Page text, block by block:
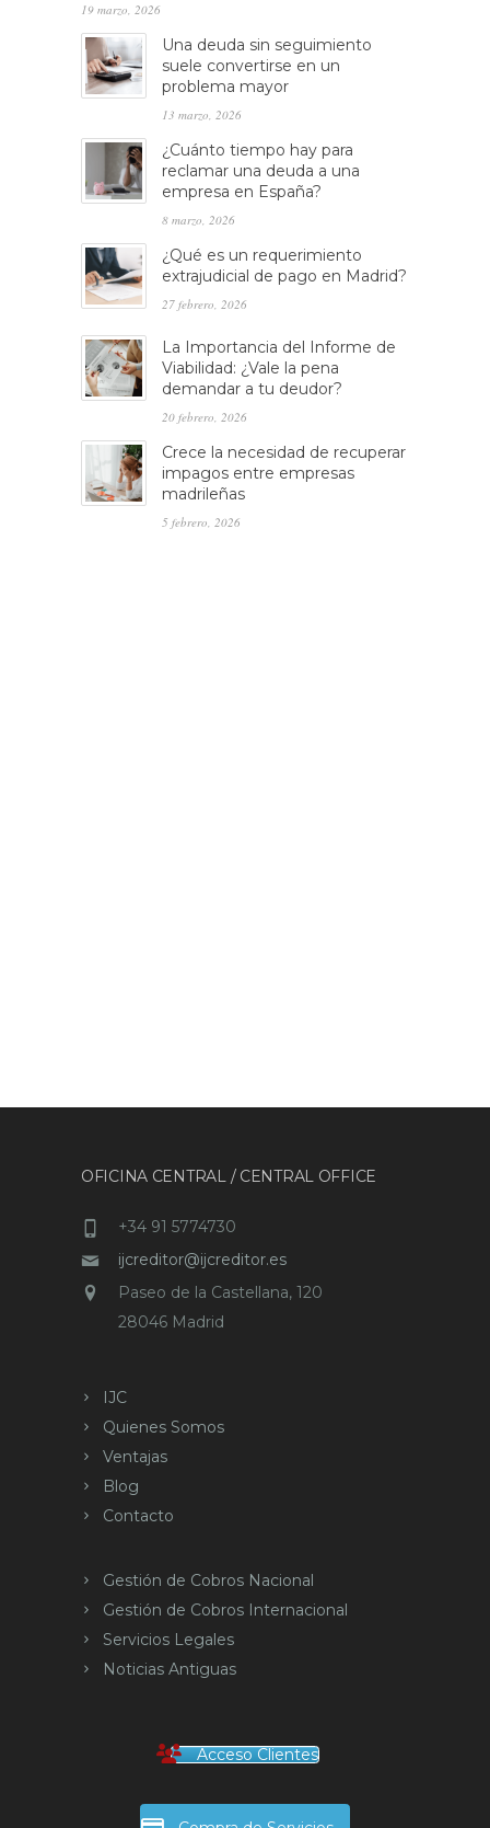
19 marzo, 2026
Una deuda sin seguimiento
suele convertirse en un
problema mayor
13 marzo, 2026
¿Cuánto tiempo hay para
reclamar una deuda a una
empresa en España?
8 marzo, 2026
¿Qué es un requerimiento
extrajudicial de pago en Madrid?
27 febrero, 2026
La Importancia del Informe de
Viabilidad: ¿Vale la pena
demandar a tu deudor?
20 febrero, 2026
Crece la necesidad de recuperar
impagos entre empresas
madrileñas
5 febrero, 2026
OFICINA CENTRAL / CENTRAL OFFICE
+34 91 5774730
ijcreditor@ijcreditor.es
Paseo de la Castellana, 120
28046 Madrid
IJC
Quienes Somos
Ventajas
Blog
Contacto
Gestión de Cobros Nacional
Gestión de Cobros Internacional
Servicios Legales
Noticias Antiguas
Acceso Clientes